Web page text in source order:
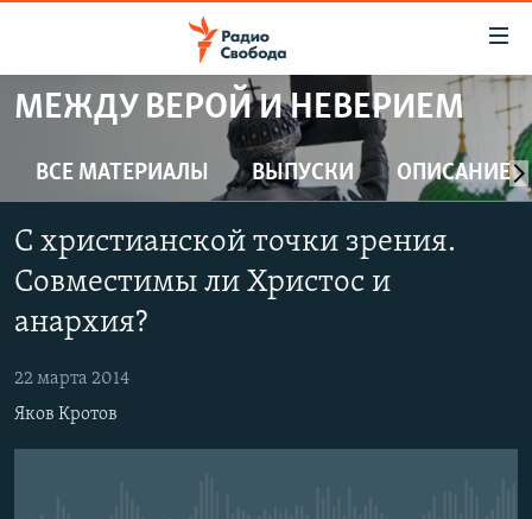
упрощенного
Вернуться
к
основному
содержанию
Вернутся
навигации
Вернутся
ПРОГРАММЫ
ПОДКАСТЫ
ЦИТАТЫ СВОБОДЫ
МНЕНИЯ
КУЛЬТУРА
IDEL.РЕАЛИИ
КАВКАЗ.РЕАЛИИ
МЕЖДУ ВЕРОЙ И НЕВЕРИЕМ
ВСЕ МАТЕРИАЛЫ ВЫПУСКИ ОПИСАНИЕ
С христианской точки зрения.
Совместимы ли Христос и
анархия?
22 марта 2014
Яков Кротов